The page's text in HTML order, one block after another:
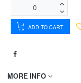
ADD TO CART
MORE INFO